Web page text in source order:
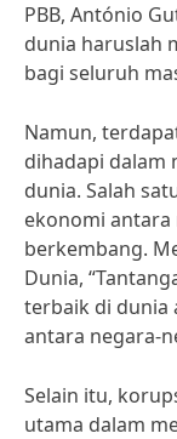
PBB, António
dunia haruslah
bagi seluruh
Namun,
dihadapi dalam
dunia. Salah
ekonomi antara
berkembang.
Dunia,
terbaik di dunia
antara negara-
Selain itu,
utama dalam